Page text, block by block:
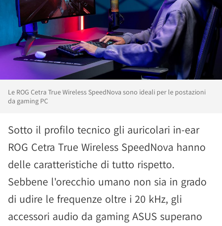
Le ROG Cetra True Wireless SpeedNova sono ideali per le postazioni
da gaming PC
Sotto il profilo tecnico gli auricolari in-ear
ROG Cetra True Wireless SpeedNova hanno
delle caratteristiche di tutto rispetto.
Sebbene l'orecchio umano non sia in grado
di udire le frequenze oltre i 20 kHz, gli
accessori audio da gaming ASUS superano